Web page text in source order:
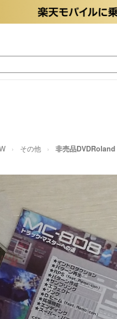
その他 非売品